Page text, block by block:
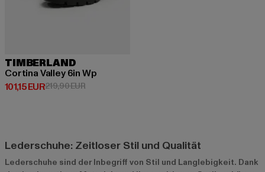
TIMBERLAND
Cortina Valley 6in Wp
101,15 EUR
Derzeitiger Preis: 101,15 EUR
219,90 EURAktionspreis: 219,90 EUR
Lederschuhe: Zeitloser Stil und Qualität
Lederschuhe sind der Inbegriff von Stil und Langlebigkeit. Dank